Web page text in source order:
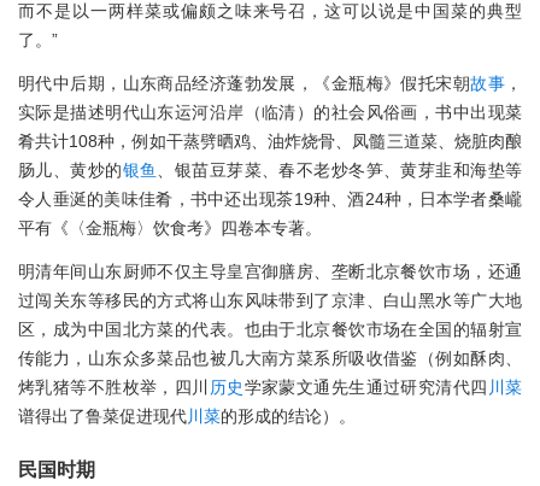
而不是以一两样菜或偏颇之味来号召，这可以说是中国菜的典型
了。”
明代中后期，山东商品经济蓬勃发展，《金瓶梅》假托宋朝故事 ，
实际是描述明代山东运河沿岸（临清）的社会风俗画，书中出现菜
肴共计108种，例如干蒸劈晒鸡、油炸烧骨、凤髓三道菜、烧脏肉酿
肠儿、黄炒的银鱼
、银苗豆芽菜、春不老炒冬笋、黄芽韭和海垫等
令人垂涎的美味佳肴，书中还出现茶19种、酒24种，日本学者桑巄
平有《〈金瓶梅〉饮食考》四卷本专著。
明清年间山东厨师不仅主导皇宫御膳房、垄断北京餐饮市场，还通
过闯关东等移民的方式将山东风味带到了京津、白山黑水等广大地
区，成为中国北方菜的代表。也由于北京餐饮市场在全国的辐射宣
传能力，山东众多菜品也被几大南方菜系所吸收借鉴（例如酥肉、
烤乳猪等不胜枚举，四川 历史学家蒙文通先生通过研究清代四 川菜
谱得出了鲁菜促进现代川菜的形成的结论）。
民国时期